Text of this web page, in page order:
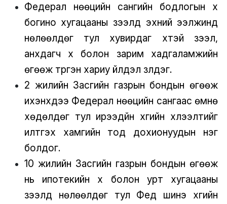
Федерал нөөцийн сангийн бодлогын хүү
богино хугацааны зээлд эхний ээлжинд
нөлөөлдөг тул хувирдаг хүүтэй зээл,
анхдагч хүү болон зарим хадгаламжийн
өгөөж түргэн хариу үйлдэл үзүүлдэг.
2 жилийн Засгийн газрын бондын өгөөж
ихэнхдээ Федерал нөөцийн сангаас өмнө
хөдөлдөг тул ирээдүйн хүүгийн хүлээлтийг
илтгэх хамгийн тод дохионуудын нэг
болдог.
10 жилийн Засгийн газрын бондын өгөөж
нь ипотекийн хүү болон урт хугацааны
зээлд нөлөөлдөг тул Фед шинэ хүүгийн